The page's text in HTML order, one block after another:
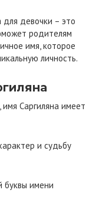
для девочки – это
родителям
имя, которое
личность.
имя Саргиляна имеет
и судьбу
буквы имени